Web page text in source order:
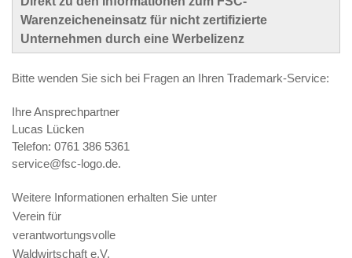
Warenzeicheneinsatz für nicht zertifizierte
Unternehmen durch eine Werbelizenz
Bitte wenden Sie sich bei Fragen an Ihren Trademark-Service:
Ihre Ansprechpartner
Lucas Lücken
Telefon: 0761 386 5361
service@fsc-logo.de.
Weitere Informationen erhalten Sie unter
Verein für
verantwortungsvolle
Waldwirtschaft e.V.